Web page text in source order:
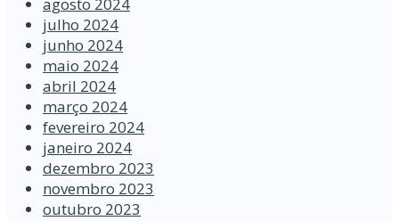
julho 2024
junho 2024
maio 2024
abril 2024
março 2024
fevereiro 2024
janeiro 2024
dezembro 2023
novembro 2023
outubro 2023